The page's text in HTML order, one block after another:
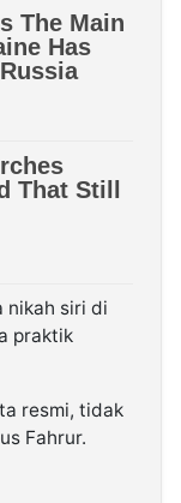
nikah siri di
praktik
resmi, tidak
Fahrur.